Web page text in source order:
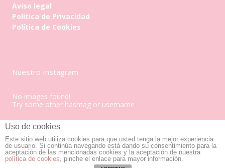
Aviso legal
Política de Privacidad
Política de Cookies
Nuestro Instagram
No images found!
Try some other hashtag or username
Copyright - El columpio de Claudia 2019
Uso de cookies
Este sitio web utiliza cookies para que usted tenga la mejor experiencia
de usuario. Si continúa navegando está dando su consentimiento para la
aceptación de las mencionadas cookies y la aceptación de nuestra
política de cookies, pinche el enlace para mayor información.